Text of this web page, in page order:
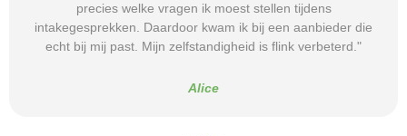
precies welke vragen ik moest stellen tijdens
intakegesprekken. Daardoor kwam ik bij een aanbieder die
echt bij mij past. Mijn zelfstandigheid is flink verbeterd."
Alice